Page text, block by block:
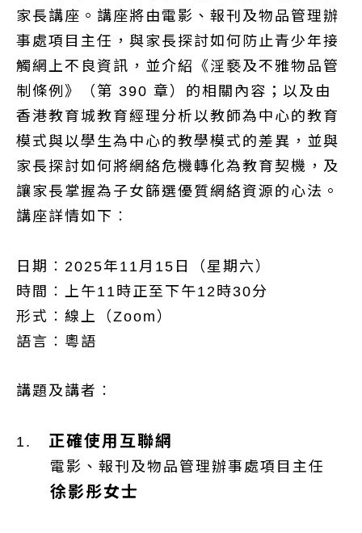
家長講座。講座將由電影、報刊及物品管理辦
事處項目主任，與家長探討如何防止青少年接
觸網上不良資訊，並介紹《淫褻及不雅物品管
制條例》（第 390 章）的相關內容；以及由
香港教育城教育經理分析以教師為中心的教育
模式與以學生為中心的教學模式的差異，並與
家長探討如何將網絡危機轉化為教育契機，及
讓家長掌握為子女篩選優質網絡資源的心法。
講座詳情如下︰
日期︰2025年11月15日（星期六）
時間︰上午11時正至下午12時30分
形式︰線上（Zoom）
語言︰粵語
講題及講者︰
1. 正確使用互聯網
電影、報刊及物品管理辦事處項目主任
徐影彤女士